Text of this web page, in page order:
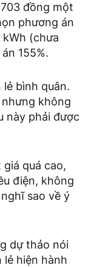
đồng một
phương án
(chưa
155%.
bình quân.
không
này phải được
quá cao,
điện, không
sao về ý
dự thảo nói
lẻ hiện hành